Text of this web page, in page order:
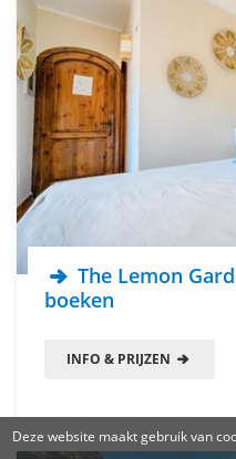
The Lemon
boeken
INFO & PRIJZEN
Deze website maakt gebruik van